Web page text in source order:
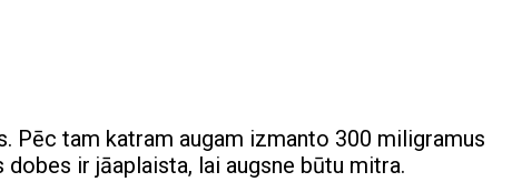
Pēc tam katram augam izmanto 300 miligramus
ir jāaplaista, lai augsne būtu mitra.